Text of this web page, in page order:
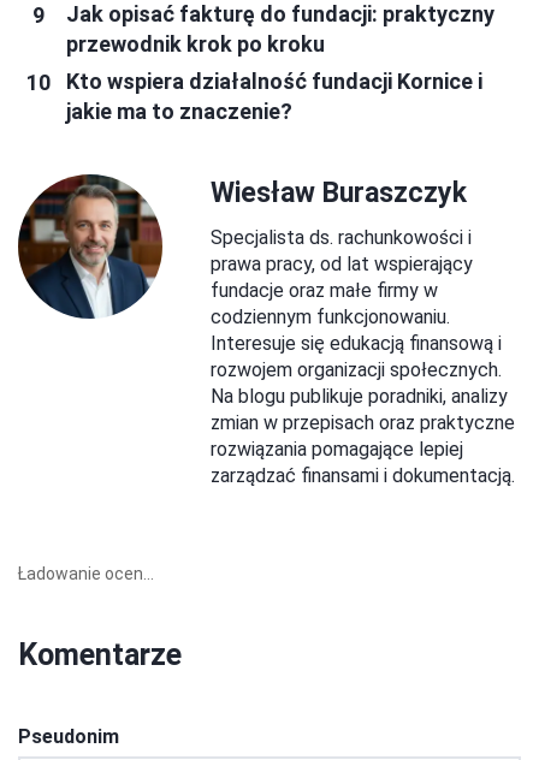
Jak opisać fakturę do fundacji: praktyczny
przewodnik krok po kroku
Kto wspiera działalność fundacji Kornice i
jakie ma to znaczenie?
Wiesław Buraszczyk
Specjalista ds. rachunkowości i
prawa pracy, od lat wspierający
fundacje oraz małe firmy w
codziennym funkcjonowaniu.
Interesuje się edukacją finansową i
rozwojem organizacji społecznych.
Na blogu publikuje poradniki, analizy
zmian w przepisach oraz praktyczne
rozwiązania pomagające lepiej
zarządzać finansami i dokumentacją.
Ładowanie ocen...
Komentarze
Pseudonim